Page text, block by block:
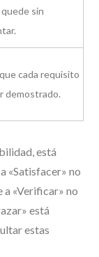
sin
cada requisito
demostrado.
está
«Satisfacer» no
a «Verificar» no
está
estas